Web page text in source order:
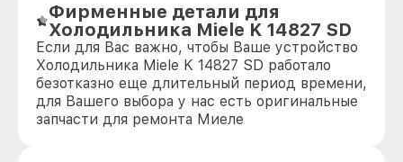
Фирменные детали для
Холодильника Miele K 14827 SD
Если для Вас важно, чтобы Ваше устройство
Холодильника Miele K 14827 SD работало
безотказно еще длительный период времени,
для Вашего выбора у нас есть оригинальные
запчасти для ремонта Миеле